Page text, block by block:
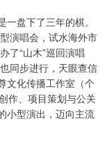
盘下了三年的棋。
演唱会，试水海外市
了“山木”巡回演唱
同步进行，天眼查信
文化传播工作室（个
作、项目策划与公关
小型演出，迈向主流